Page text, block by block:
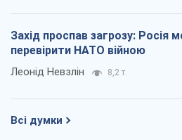
Захід проспав загрозу: Росія
перевірити НАТО війною
Леонід Невзлін 8,2 т.
Всі думки